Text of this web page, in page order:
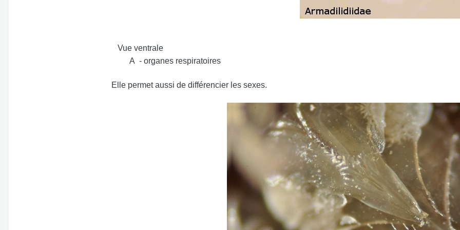
Vue ventrale
A - organes respiratoires
Elle permet aussi de différencier les sexes.